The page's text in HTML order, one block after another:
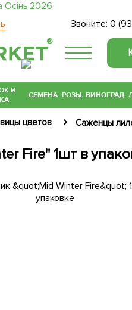
Звоните:0
®
И
СЕМЕНА РОЗЫ ВИНОГРАД
цветов Саженцы
Fire" 1шт в